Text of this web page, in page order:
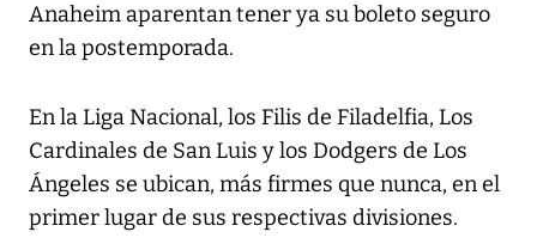
Anaheim aparentan tener ya su boleto seguro
en la postemporada.
En la Liga Nacional, los Filis de Filadelfia, Los
Cardinales de San Luis y los Dodgers de Los
Ángeles se ubican, más firmes que nunca, en el
primer lugar de sus respectivas divisiones.